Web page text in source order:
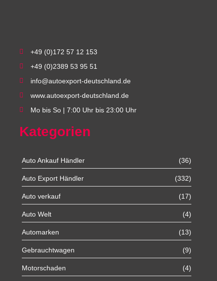
+49 (0)172 57 12 153
+49 (0)2389 53 95 51
info@autoexport-deutschland.de
www.autoexport-deutschland.de
Mo bis So | 7:00 Uhr bis 23:00 Uhr
Kategorien
Auto Ankauf Händler (36)
Auto Export Händler (332)
Auto verkauf (17)
Auto Welt (4)
Automarken (13)
Gebrauchtwagen (9)
Motorschaden (4)